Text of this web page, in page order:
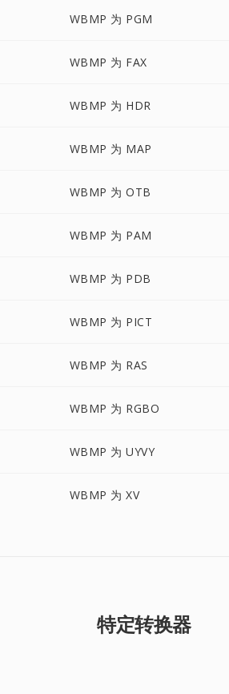
WBMP 为 PGM
WBMP 为 FAX
WBMP 为 HDR
WBMP 为 MAP
WBMP 为 OTB
WBMP 为 PAM
WBMP 为 PDB
WBMP 为 PICT
WBMP 为 RAS
WBMP 为 RGBO
WBMP 为 UYVY
WBMP 为 XV
特定转换器